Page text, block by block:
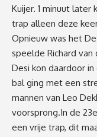
Kuijer. 1 minuut later
trap alleen deze
Opnieuw was het
speelde Richard
Desi kon daardoor
bal ging met een
mannen van Leo
voorsprong.In de
een vrije trap, dit